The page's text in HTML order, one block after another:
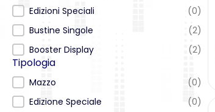
Edizioni Speciali
(0)
Bustine Singole
(2)
Booster Display
(2)
Tipologia
Tipologia
Mazzo
(0)
Edizione Speciale
(0)